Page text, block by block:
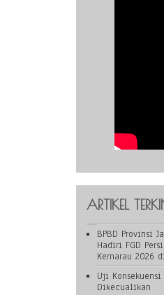
ARTIKEL
BPBD Provinsi
Hadiri FGD
Kemarau 2026
Uji
Dikecualikan